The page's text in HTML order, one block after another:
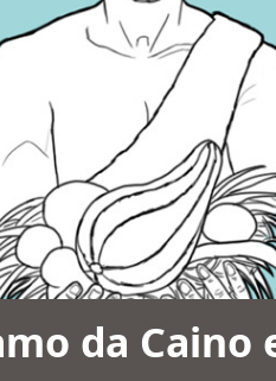
da Caino